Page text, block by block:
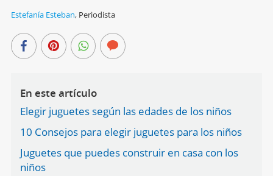
Estefanía Esteban, Periodista
En este artículo
Elegir juguetes según las edades de los niños
10 Consejos para elegir juguetes para los niños
Juguetes que puedes construir en casa con los
niños